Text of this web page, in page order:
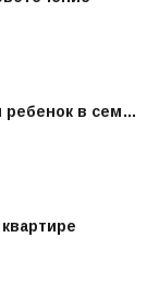
ребенок в сем…